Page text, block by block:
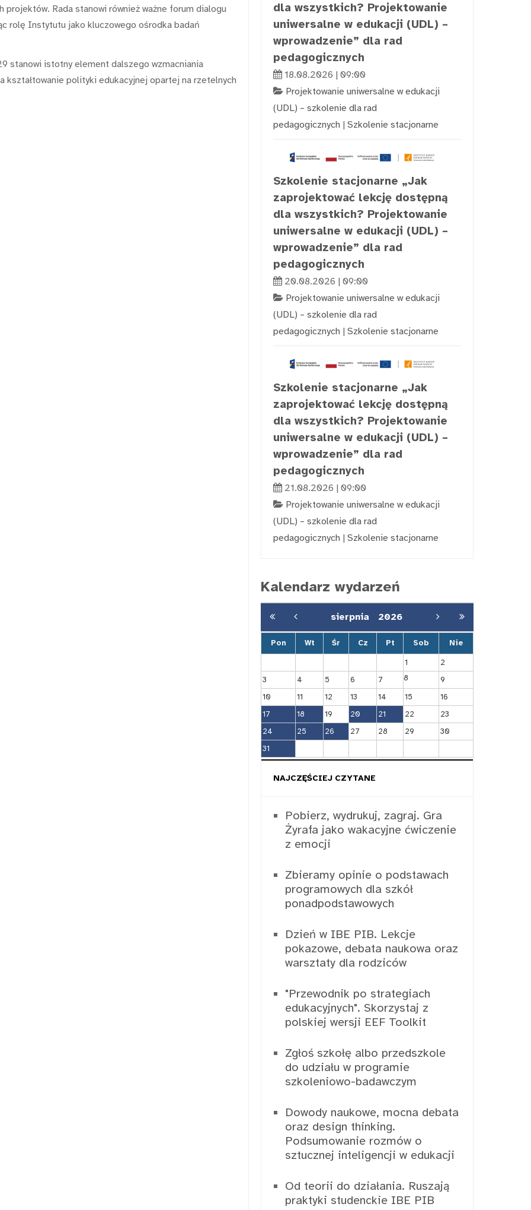
Rada stanowi również ważne forum dialogu
rolę Instytutu jako kluczowego ośrodka badań
stanowi istotny element dalszego wzmacniania
kształtowanie polityki edukacyjnej opartej na rzetelnych
dla wszystkich? Projektowanie
uniwersalne w edukacji (UDL) –
wprowadzenie” dla rad
pedagogicznych
18.08.2026 | 09:00
Projektowanie uniwersalne w edukacji
(UDL) – szkolenie dla rad
pedagogicznych | Szkolenie stacjonarne
Szkolenie stacjonarne „Jak
zaprojektować lekcję dostępną
dla wszystkich? Projektowanie
uniwersalne w edukacji (UDL) –
wprowadzenie” dla rad
pedagogicznych
20.08.2026 | 09:00
Projektowanie uniwersalne w edukacji
(UDL) – szkolenie dla rad
pedagogicznych | Szkolenie stacjonarne
Szkolenie stacjonarne „Jak
zaprojektować lekcję dostępną
dla wszystkich? Projektowanie
uniwersalne w edukacji (UDL) –
wprowadzenie” dla rad
pedagogicznych
21.08.2026 | 09:00
Projektowanie uniwersalne w edukacji
(UDL) – szkolenie dla rad
pedagogicznych | Szkolenie stacjonarne
Kalendarz wydarzeń
sierpnia 2026
Pon Wt Śr Cz Pt Sob Nie
1
2
3
4 5 6 7 8
9
10
11 12 13 14 15
16
17
18 19 20 21 22
23
24
25 26 27 28 29
30
31
NAJCZĘŚCIEJ CZYTANE
Pobierz, wydrukuj, zagraj. Gra
Żyrafa jako wakacyjne ćwiczenie
z emocji
Zbieramy opinie o podstawach
programowych dla szkół
ponadpodstawowych
Dzień w IBE PIB. Lekcje
pokazowe, debata naukowa oraz
warsztaty dla rodziców
"Przewodnik po strategiach
edukacyjnych". Skorzystaj z
polskiej wersji EEF Toolkit
Zgłoś szkołę albo przedszkole
do udziału w programie
szkoleniowo-badawczym
Dowody naukowe, mocna debata
oraz design thinking.
Podsumowanie rozmów o
sztucznej inteligencji w edukacji
Od teorii do działania. Ruszają
praktyki studenckie IBE PIB